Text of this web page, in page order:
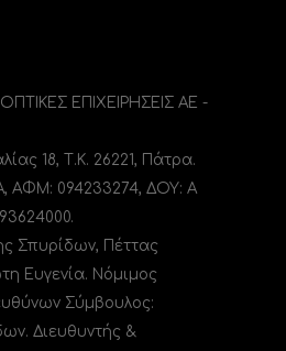
ΕΠΙΧΕΙΡΗΣΕΙΣ ΑΕ -
18, Τ.Κ. 26221, Πάτρα.
ΑΦΜ: 094233274, ΔΟΥ: A
Σπυρίδων, Πέττας
Ευγενία. Νόμιμος
Σύμβουλος:
Διευθυντής &